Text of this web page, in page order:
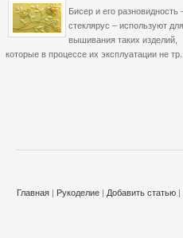
Бисер и его разновидность
стеклярус – используют для
вышивания таких изделий,
которые в процессе их эксплуатации не тр...
Главная | Рукоделие | Добавить статью |